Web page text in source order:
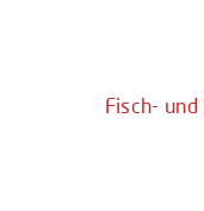
Fisch-